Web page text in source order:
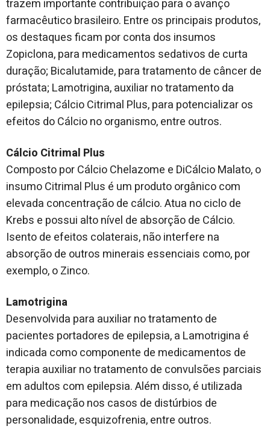
trazem importante contribuição para o avanço
farmacêutico brasileiro. Entre os principais produtos,
os destaques ficam por conta dos insumos
Zopiclona, para medicamentos sedativos de curta
duração; Bicalutamide, para tratamento de câncer de
próstata; Lamotrigina, auxiliar no tratamento da
epilepsia; Cálcio Citrimal Plus, para potencializar os
efeitos do Cálcio no organismo, entre outros.
Cálcio Citrimal Plus
Composto por Cálcio Chelazome e DiCálcio Malato, o
insumo Citrimal Plus é um produto orgânico com
elevada concentração de cálcio. Atua no ciclo de
Krebs e possui alto nível de absorção de Cálcio.
Isento de efeitos colaterais, não interfere na
absorção de outros minerais essenciais como, por
exemplo, o Zinco.
Lamotrigina
Desenvolvida para auxiliar no tratamento de
pacientes portadores de epilepsia, a Lamotrigina é
indicada como componente de medicamentos de
terapia auxiliar no tratamento de convulsões parciais
em adultos com epilepsia. Além disso, é utilizada
para medicação nos casos de distúrbios de
personalidade, esquizofrenia, entre outros.